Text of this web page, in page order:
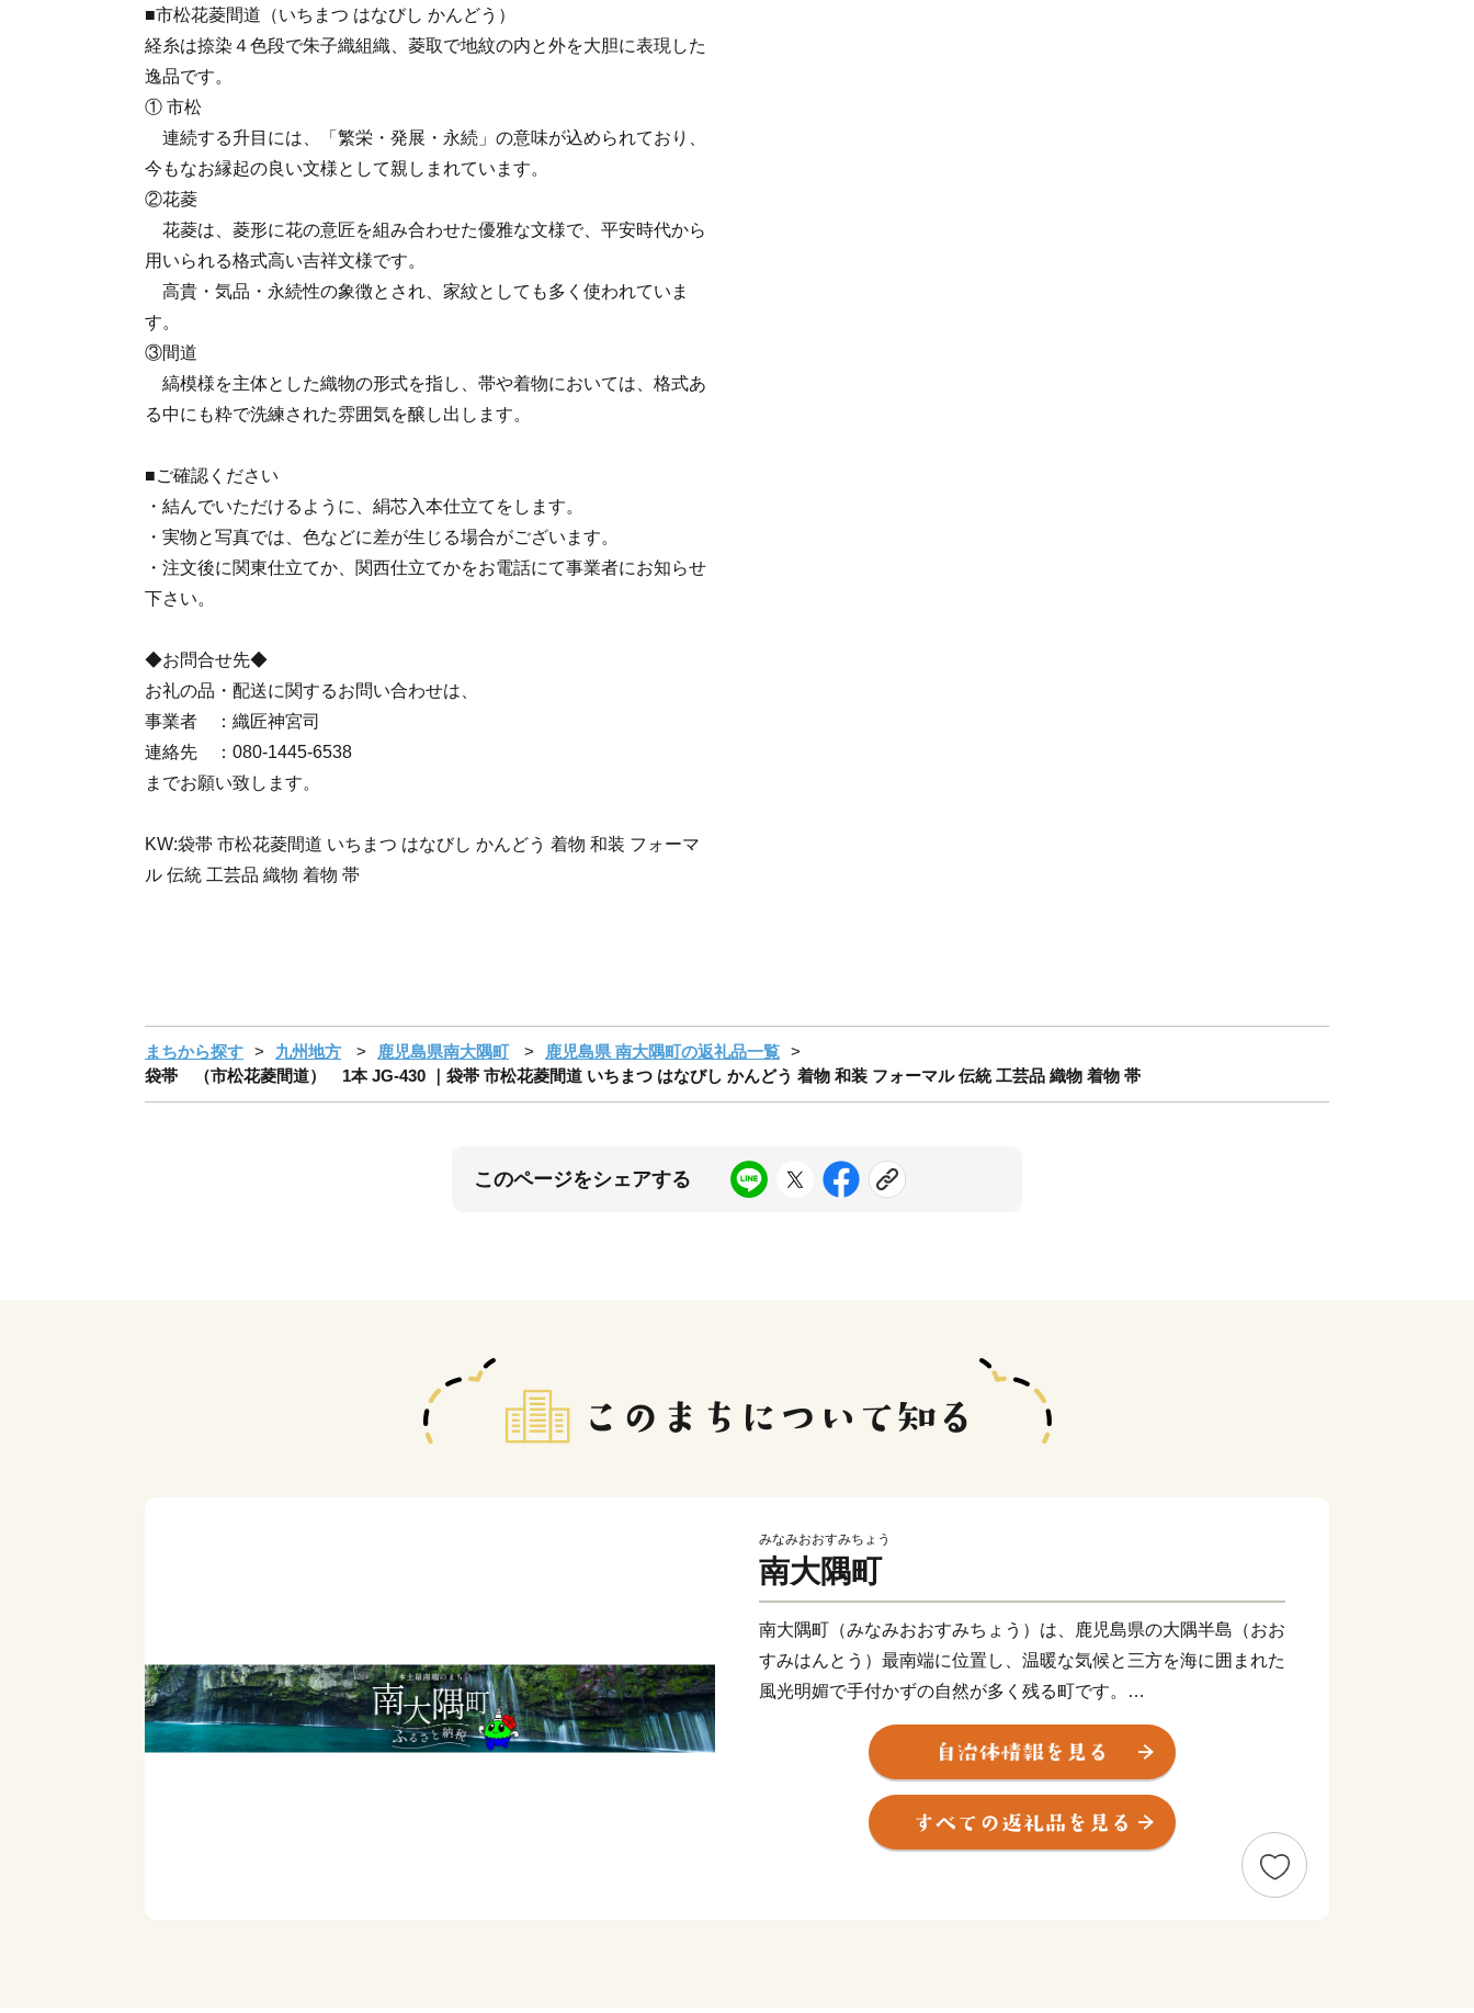
■市松花菱間道（いちまつ はなびし かんどう）
経糸は捺染４色段で朱子織組織、菱取で地紋の内と外を大胆に表現した
逸品です。
① 市松
連続する升目には、「繁栄・発展・永続」の意味が込められており、
今もなお縁起の良い文様として親しまれています。
②花菱
花菱は、菱形に花の意匠を組み合わせた優雅な文様で、平安時代から
用いられる格式高い吉祥文様です。
高貴・気品・永続性の象徴とされ、家紋としても多く使われていま
す。
③間道
縞模様を主体とした織物の形式を指し、帯や着物においては、格式あ
る中にも粋で洗練された雰囲気を醸し出します。
■ご確認ください
・結んでいただけるように、絹芯入本仕立てをします。
・実物と写真では、色などに差が生じる場合がございます。
・注文後に関東仕立てか、関西仕立てかをお電話にて事業者にお知らせ
下さい。
◆お問合せ先◆
お礼の品・配送に関するお問い合わせは、
事業者 ：織匠神宮司
連絡先 ：080-1445-6538
までお願い致します。
KW:袋帯 市松花菱間道 いちまつ はなびし かんどう 着物 和装 フォーマ
ル 伝統 工芸品 織物 着物 帯
まちから探す 九州地方 鹿児島県南大隅町
鹿児島県 南大隅町の返礼品一覧
袋帯 （市松花菱間道） 1本 JG-430 ｜袋帯 市松花菱間道 いちまつ はなびし かんどう 着物 和装 フォーマル 伝統 工芸品 織物 着物 帯
このページをシェアする
みなみおおすみちょう
南大隅町
南大隅町（みなみおおすみちょう）は、鹿児島県の大隅半島（おお
すみはんとう）最南端に位置し、温暖な気候と三方を海に囲まれた
風光明媚で手付かずの自然が多く残る町です。
佐多岬（さたみさき）の近くを北緯31度線が通過しており、エジ
プトのカイロ、インドのニューデリー、中国の上海等と同緯度上に
南大隅町は、温暖な気候を活かした農業、畜産業、水産業が盛ん